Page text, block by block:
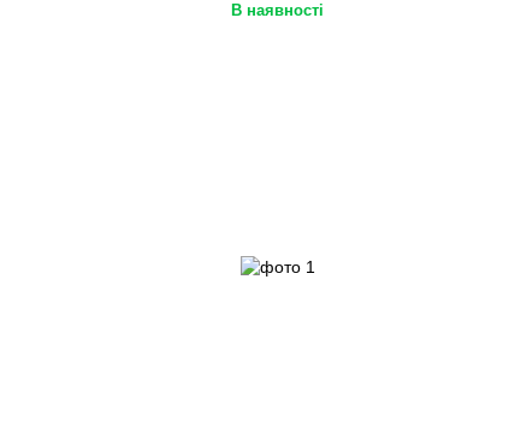
В наявності